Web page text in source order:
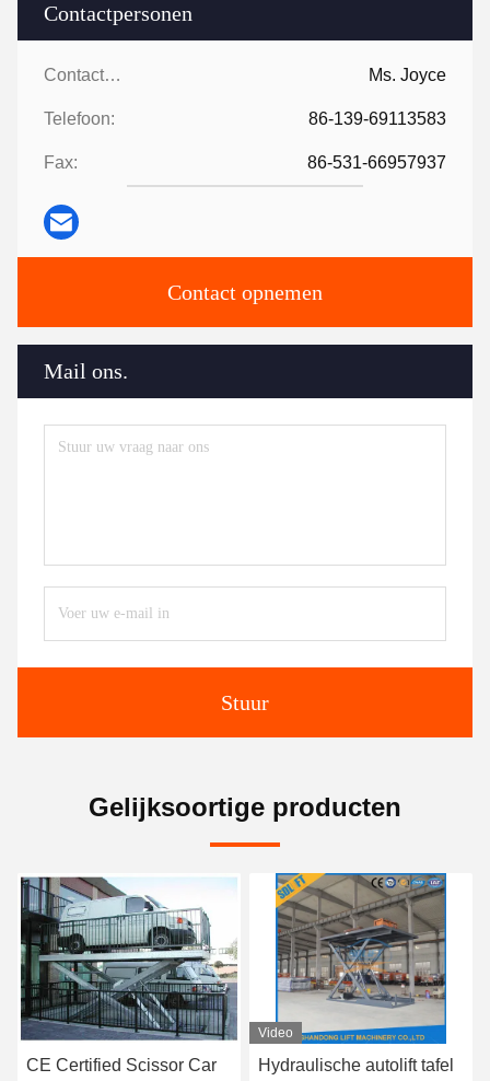
Contactpersonen
Contactpersonen: Ms. Joyce
Telefoon: 86-139-69113583
Fax: 86-531-66957937
Contact opnemen
Mail ons.
Stuur
Gelijksoortige producten
Video
Hydraulische autolift tafel
Video
Automobiele hydraulische